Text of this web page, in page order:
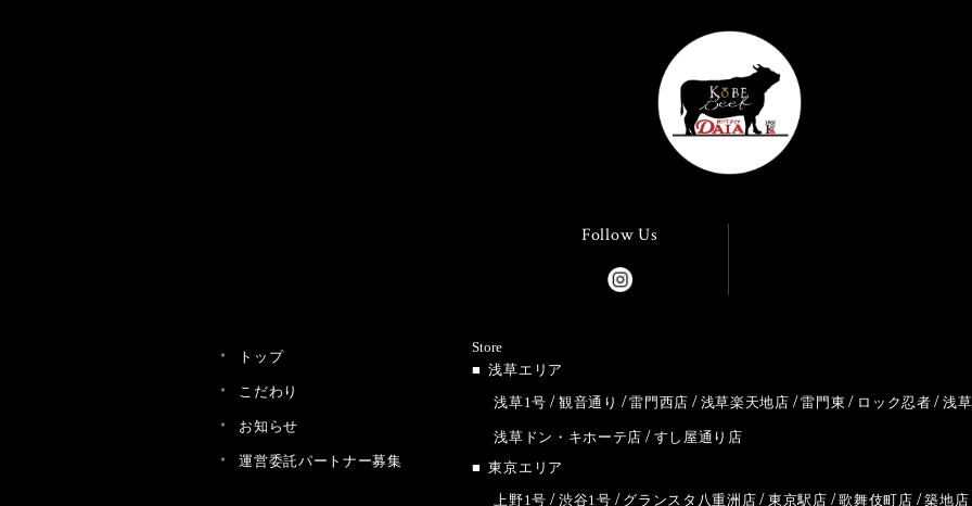
Follow Us
トップ
こだわり
お知らせ
運営委託パートナー募集
Store
浅草エリア
浅草1号
観音通り 雷門西店 浅草楽天地店 雷門東 ロック忍者 浅
浅草ドン・キホーテ店
すし屋通り店
東京エリア
上野1号
渋谷1号 グランスタ八重洲店 東京駅店 歌舞伎町店 築地店